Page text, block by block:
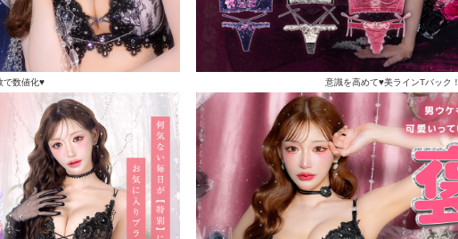
で数値化♥ 意識を高めて♥美ラインTバック！